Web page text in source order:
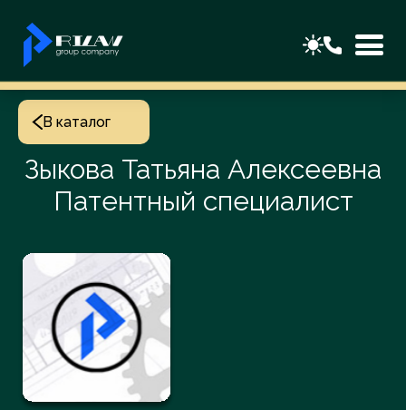
В каталог
Зыкова Татьяна Алексеевна
Патентный специалист